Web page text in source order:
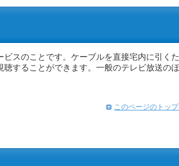
スのことです。ケーブルを直接宅内に引くた
することができます。一般のテレビ放送のほ
このページのトッ